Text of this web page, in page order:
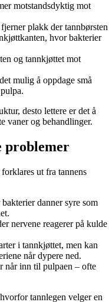
motstandsdyktig mot
fjerner plakk der tannbørsten
hvor bakterier
og tannkjøttet mot
mulig å oppdage små
desto lettere er det å
vaner og behandlinger.
problemer
ut fra tannens
bakterier danner syre som
nervene reagerer på kulde
i tannkjøttet, men kan
når dypere ned.
når inn til pulpaen – ofte
tannlegen velger en